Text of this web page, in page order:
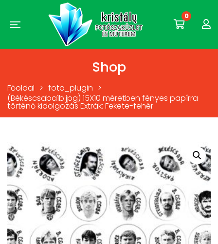
0
Shop
Főoldal > foto_plugin >
(Békéscsaba1b.jpg) 15X10 méretben fényes papírra
történő kidolgozás Extrák: Fekete-fehér